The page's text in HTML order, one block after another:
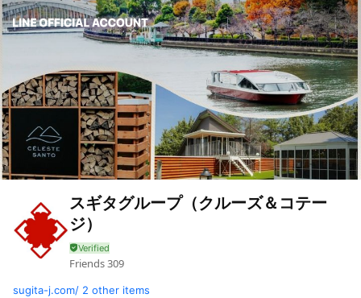
スギタグループ（クルーズ＆コテー
ジ）
Friends309
sugita-j.com/ 2 other items